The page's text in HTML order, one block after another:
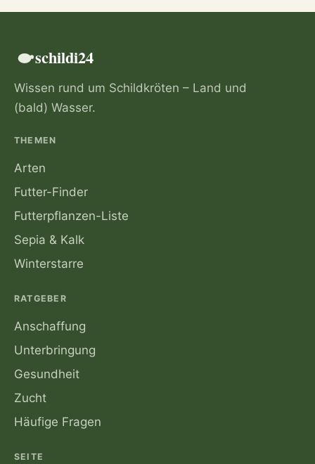
schildi24
Wissen rund um Schildkröten – Land und
(bald) Wasser.
THEMEN
Arten
Futter-Finder
Futterpflanzen-Liste
Sepia & Kalk
Winterstarre
RATGEBER
Anschaffung
Unterbringung
Gesundheit
Zucht
Häufige Fragen
SEITE